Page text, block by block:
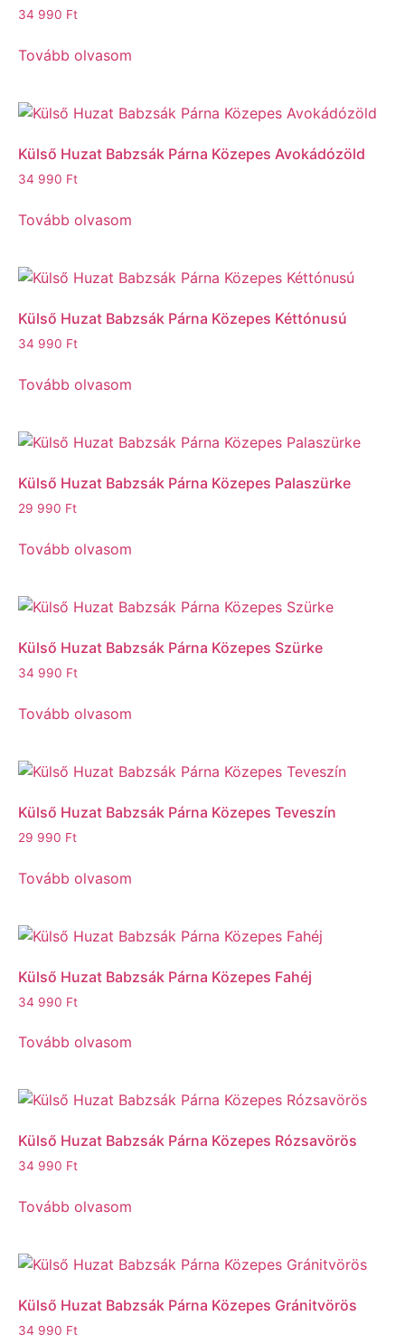
34 990 Ft
Tovább olvasom
Külső Huzat Babzsák Párna Közepes Avokádózöld
34 990 Ft
Tovább olvasom
Külső Huzat Babzsák Párna Közepes Kéttónusú
34 990 Ft
Tovább olvasom
Külső Huzat Babzsák Párna Közepes Palaszürke
29 990 Ft
Tovább olvasom
Külső Huzat Babzsák Párna Közepes Szürke
34 990 Ft
Tovább olvasom
Külső Huzat Babzsák Párna Közepes Teveszín
29 990 Ft
Tovább olvasom
Külső Huzat Babzsák Párna Közepes Fahéj
34 990 Ft
Tovább olvasom
Külső Huzat Babzsák Párna Közepes Rózsavörös
34 990 Ft
Tovább olvasom
Külső Huzat Babzsák Párna Közepes Gránitvörös
34 990 Ft